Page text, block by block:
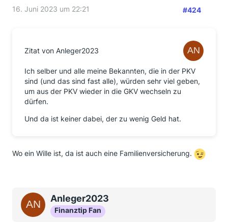
16. Juni 2023 um 22:21 #424
Zitat von Anleger2023
Ich selber und alle meine Bekannten, die in der PKV
sind (und das sind fast alle), würden sehr viel geben,
um aus der PKV wieder in die GKV wechseln zu
dürfen.
Und da ist keiner dabei, der zu wenig Geld hat.
Wo ein Wille ist, da ist auch eine Familienversicherung.
Anleger2023
Finanztip Fan